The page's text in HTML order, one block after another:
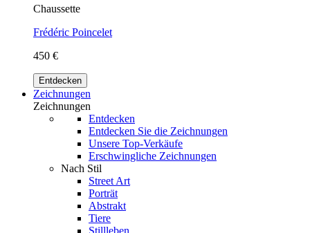
Chaussette
Frédéric Poincelet
450 €
Entdecken
Zeichnungen
Zeichnungen
Entdecken
Entdecken Sie die Zeichnungen
Unsere Top-Verkäufe
Erschwingliche Zeichnungen
Nach Stil
Street Art
Porträt
Abstrakt
Tiere
Stillleben